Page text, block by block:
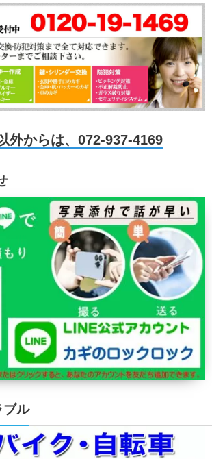
外からは、072-937-4169
ブル